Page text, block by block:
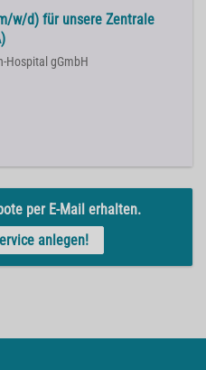
w/d) für unsere Zentrale
Hospital gGmbH
per E-Mail erhalten.
anlegen!